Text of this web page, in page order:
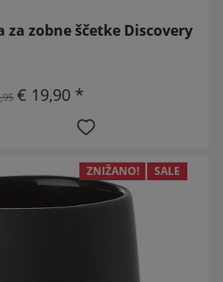
za zobne ščetke Discovery
€ 19,90 *
ZNIŽANO! SALE